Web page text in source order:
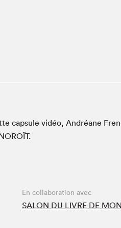
Narra
cap­sule vidéo, Andréane
.
En collaboration avec
SALON DU LIVRE DE